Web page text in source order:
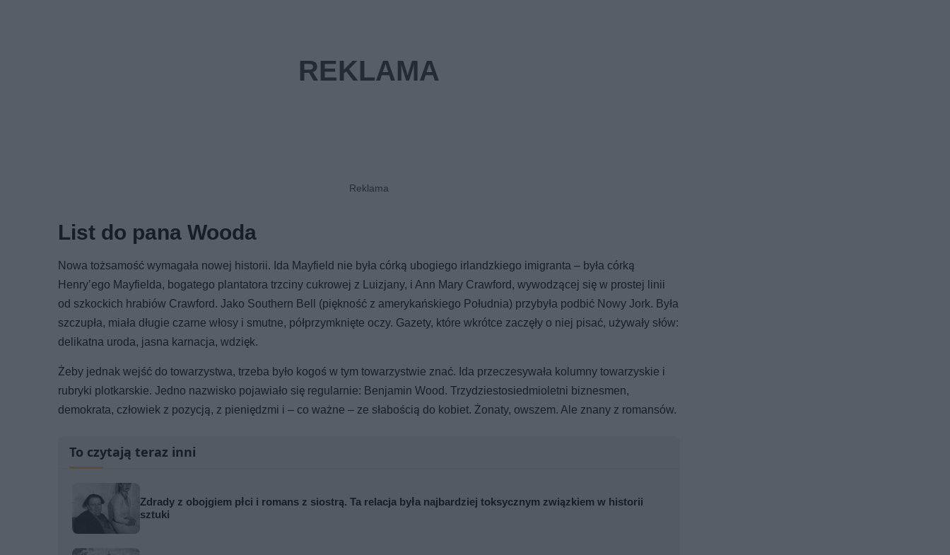
List do pana Wooda
Nowa tożsamość wymagała nowej historii. Ida Mayfield nie była córką ubogiego irlandzkiego imigranta – była córką
Henry’ego Mayfielda, bogatego plantatora trzciny cukrowej z Luizjany, i Ann Mary Crawford, wywodzącej się w prostej linii
od szkockich hrabiów Crawford. Jako Southern Bell (piękność z amerykańskiego Południa) przybyła podbić Nowy Jork. Była
szczupła, miała długie czarne włosy i smutne, półprzymknięte oczy. Gazety, które wkrótce zaczęły o niej pisać, używały słów:
delikatna uroda, jasna karnacja, wdzięk.
Żeby jednak wejść do towarzystwa, trzeba było kogoś w tym towarzystwie znać. Ida przeczesywała kolumny towarzyskie i
rubryki plotkarskie. Jedno nazwisko pojawiało się regularnie: Benjamin Wood. Trzydziestosiedmioletni biznesmen,
demokrata, człowiek z pozycją, z pieniędzmi i – co ważne – ze słabością do kobiet. Żonaty, owszem. Ale znany z romansów.
To czytają teraz inni
Zdrady z obojgiem płci i romans z siostrą. Ta relacja była najbardziej toksycznym związkiem w historii
sztuki